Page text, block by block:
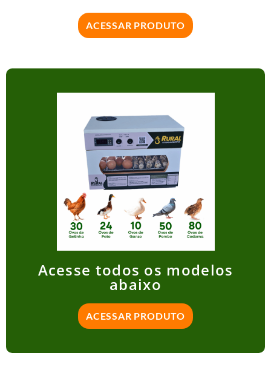
ACESSAR PRODUTO
Acesse todos os modelos
abaixo
ACESSAR PRODUTO